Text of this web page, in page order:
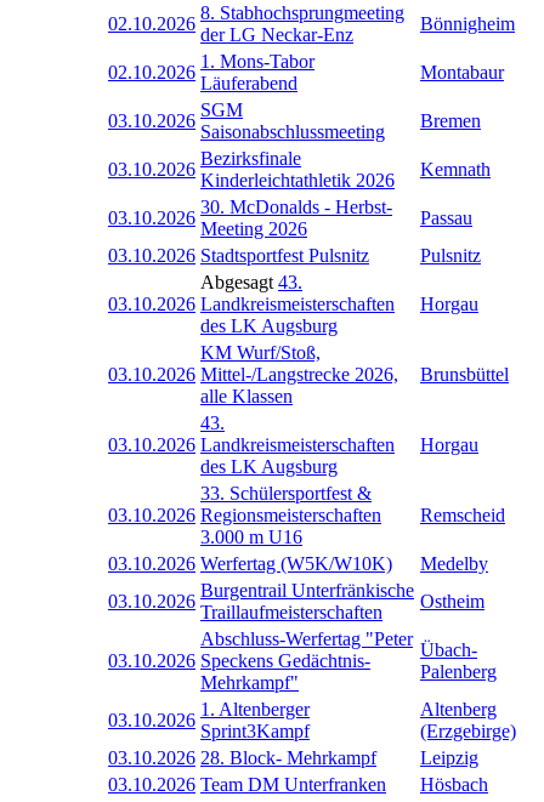
02.10.2026
8. Stabhochsprungmeeting
der LG Neckar-Enz
Bönnigheim
02.10.2026
1. Mons-Tabor
Läuferabend
Montabaur
03.10.2026
SGM
Saisonabschlussmeeting
Bremen
03.10.2026
Bezirksfinale
Kinderleichtathletik 2026
Kemnath
03.10.2026
30. McDonalds - Herbst-
Meeting 2026
Passau
03.10.2026 Stadtsportfest Pulsnitz Pulsnitz
03.10.2026
Abgesagt 43.
Landkreismeisterschaften
des LK Augsburg
Horgau
03.10.2026
KM Wurf/Stoß,
Mittel-/Langstrecke 2026,
alle Klassen
Brunsbüttel
03.10.2026
43.
Landkreismeisterschaften
des LK Augsburg
Horgau
03.10.2026
33. Schülersportfest &
Regionsmeisterschaften
3.000 m U16
Remscheid
03.10.2026 Werfertag (W5K/W10K)
Medelby
03.10.2026
Burgentrail Unterfränkische
Traillaufmeisterschaften
Ostheim
03.10.2026
Abschluss-Werfertag "Peter
Speckens Gedächtnis-
Mehrkampf"
Übach-
Palenberg
03.10.2026
1. Altenberger
Sprint3Kampf
Altenberg
(Erzgebirge)
03.10.2026 28. Block- Mehrkampf
Leipzig
03.10.2026 Team DM Unterfranken
Hösbach